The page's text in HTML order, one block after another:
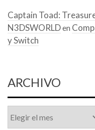
Captain Toad:
N3DSWORLDen
y Switch
ARCHIVO